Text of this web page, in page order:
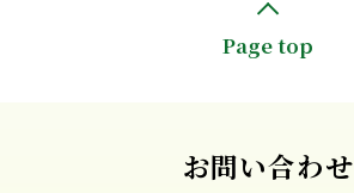
Page top
お問い合わせ